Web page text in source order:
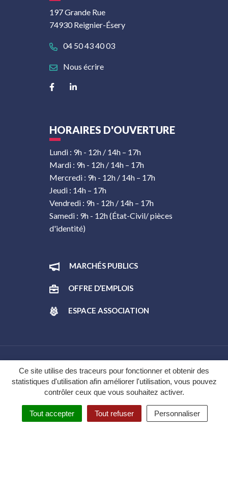
Ce site utilise des traceurs pour fonctionner et obtenir des
statistiques d'utilisation afin améliorer l'utilisation, vous pouvez
contrôler ceux que vous souhaitez activer.
Tout accepter Tout refuser Personnaliser
197 Grande Rue
74930 Reignier-Ésery
04 50 43 40 03
Nous écrire
Lien vers le compte Facebook
Lien vers le compte Linkedin
HORAIRES D'OUVERTURE
Lundi : 9h - 12h / 14h – 17h
Mardi : 9h - 12h / 14h – 17h
Mercredi : 9h - 12h / 14h – 17h
Jeudi : 14h – 17h
Vendredi : 9h - 12h / 14h – 17h
Samedi : 9h - 12h (État-Civil/ pièces
d'identité)
MARCHÉS PUBLICS
OFFRE D’EMPLOIS
ESPACE ASSOCIATION
Gestion des cookies
Plan du site
Mentions légales
Politique de confidentialité